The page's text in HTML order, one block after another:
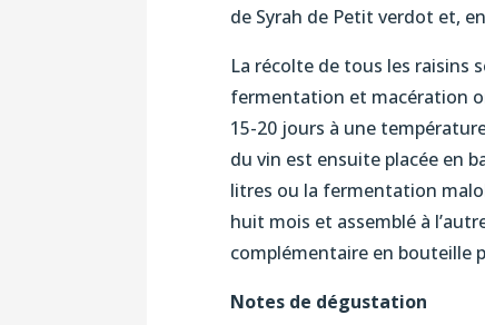
de Syrah de Petit verdot et,
La récolte de tous les raisins
fermentation et macération
15-20 jours à une
du vin est ensuite placée en
litres ou la fermentation
huit mois et assemblé à
complémentaire en bouteille
Notes de dégustation